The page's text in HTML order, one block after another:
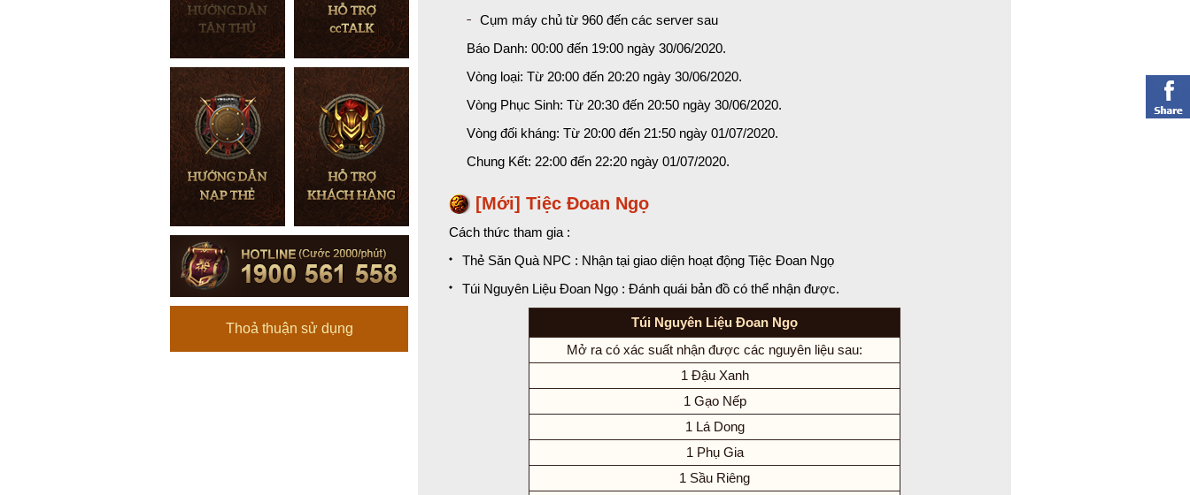
Thoả thuận sử dụng
Cụm máy chủ từ 960 đến các server sau
Báo Danh: 00:00 đến 19:00 ngày 30/06/2020.
Vòng loại: Từ 20:00 đến 20:20 ngày 30/06/2020.
Vòng Phục Sinh: Từ 20:30 đến 20:50 ngày 30/06/2020.
Vòng đối kháng: Từ 20:00 đến 21:50 ngày 01/07/2020.
Chung Kết: 22:00 đến 22:20 ngày 01/07/2020.
[Mới] Tiệc Đoan Ngọ
Cách thức tham gia :
Thẻ Săn Quà NPC : Nhận tại giao diện hoạt động Tiệc Đoan Ngọ
Túi Nguyên Liệu Đoan Ngọ : Đánh quái bản đồ có thể nhận được.
Túi Nguyên Liệu Đoan Ngọ
Mở ra có xác suất nhận được các nguyên liệu sau:
1 Đậu Xanh
1 Gạo Nếp
1 Lá Dong
1 Phụ Gia
1 Sầu Riêng